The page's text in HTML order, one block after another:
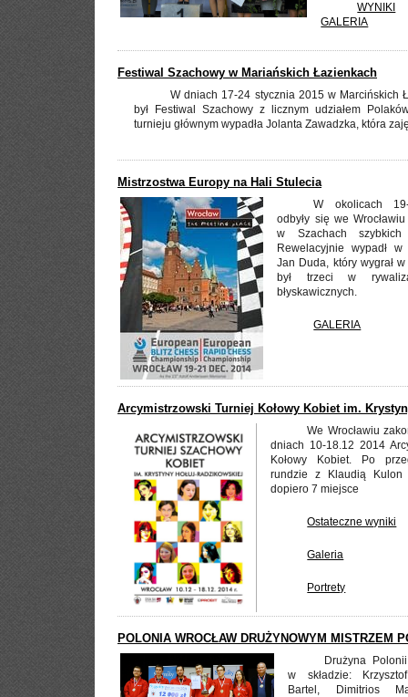
WYNIKI
GALERIA
Festiwal Szachowy w Mariańskich Łazienkach
W dniach 17-24 stycznia 2015 w Marcińskich
był Festiwal Szachowy z licznym udziałem
turnieju głównym wypadła Jolanta Zawadzka, która
Mistrzostwa Europy na Hali Stulecia
W okolicach
odbyły się we
w Szachach szybkich
Rewelacyjnie wypadł
Jan Duda, który wygrał
był trzeci w
błyskawicznych.
GALERIA
Arcymistrzowski Turniej Kołowy Kobiet im.
We Wrocławiu
dniach 10-18.12 2014
Kołowy Kobiet. Po
rundzie z Klaudią
dopiero 7 miejsce
Ostateczne wyniki
Galeria
Portrety
POLONIA WROCŁAW DRUŻYNOWYM MISTRZEM
Drużyna
w składzie:
Bartel, Dimitrios